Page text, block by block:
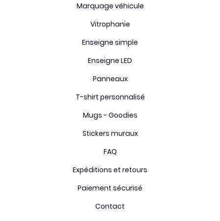
Marquage véhicule
Vitrophanie
Enseigne simple
Enseigne LED
Panneaux
T-shirt personnalisé
Mugs - Goodies
Stickers muraux
FAQ
Expéditions et retours
Paiement sécurisé
Contact